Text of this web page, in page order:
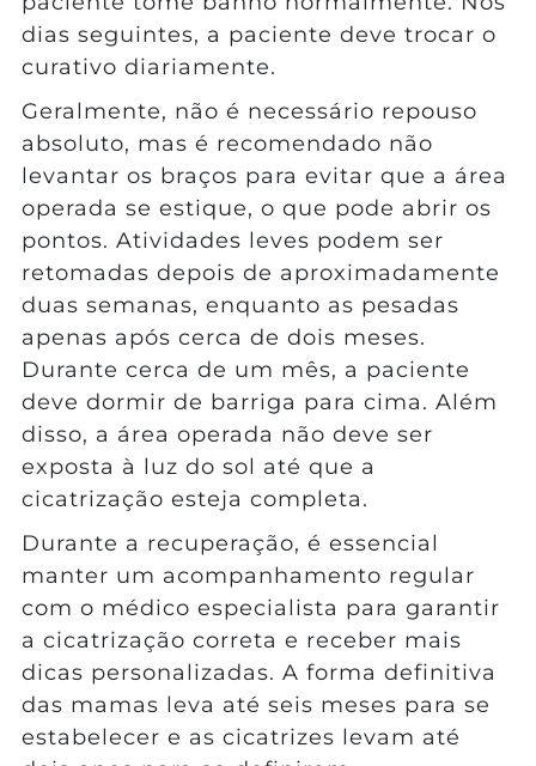
dias seguintes, a paciente deve trocar o
curativo diariamente.
Geralmente, não é necessário repouso
absoluto, mas é recomendado não
levantar os braços para evitar que a área
operada se estique, o que pode abrir os
pontos. Atividades leves podem ser
retomadas depois de aproximadamente
duas semanas, enquanto as pesadas
apenas após cerca de dois meses.
Durante cerca de um mês, a paciente
deve dormir de barriga para cima. Além
disso, a área operada não deve ser
exposta à luz do sol até que a
cicatrização esteja completa.
Durante a recuperação, é essencial
manter um acompanhamento regular
com o médico especialista para garantir
a cicatrização correta e receber mais
dicas personalizadas. A forma definitiva
das mamas leva até seis meses para se
estabelecer e as cicatrizes levam até